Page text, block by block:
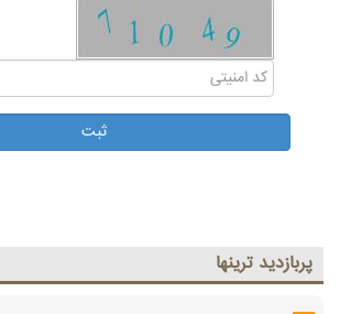
پربازديد ترينها